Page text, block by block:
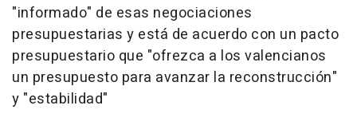
"informado" de esas negociaciones
presupuestarias y está de acuerdo con un pacto
presupuestario que "ofrezca a los valencianos
un presupuesto para avanzar la reconstrucción"
y "estabilidad"